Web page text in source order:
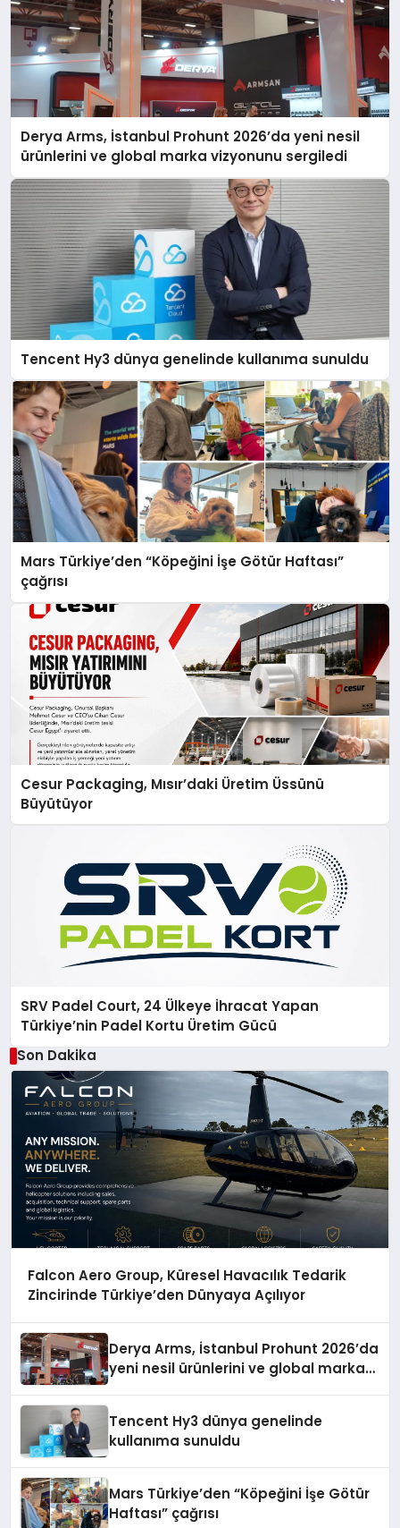
Derya Arms, İstanbul Prohunt 2026’da yeni nesil
ürünlerini ve global marka vizyonunu sergiledi
Tencent Hy3 dünya genelinde kullanıma sunuldu
Mars Türkiye’den “Köpeğini İşe Götür Haftası”
çağrısı
Cesur Packaging, Mısır’daki Üretim Üssünü
Büyütüyor
SRV Padel Court, 24 Ülkeye İhracat Yapan
Türkiye’nin Padel Kortu Üretim Gücü
Son Dakika
Falcon Aero Group, Küresel Havacılık Tedarik
Zincirinde Türkiye’den Dünyaya Açılıyor
Derya Arms, İstanbul Prohunt 2026’da
yeni nesil ürünlerini ve global marka
Tencent Hy3 dünya genelinde
kullanıma sunuldu
Mars Türkiye’den “Köpeğini İşe Götür
Haftası” çağrısı